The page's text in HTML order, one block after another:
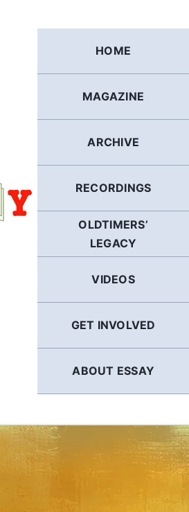
HOME
MAGAZINE
ARCHIVE
RECORDINGS
OLDTIMERS’
LEGACY
VIDEOS
GET INVOLVED
ABOUT ESSAY